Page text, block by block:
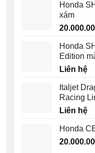
Honda
xám
Honda
Edition
Liên hệ
Italjet
Racing
Liên hệ
Honda